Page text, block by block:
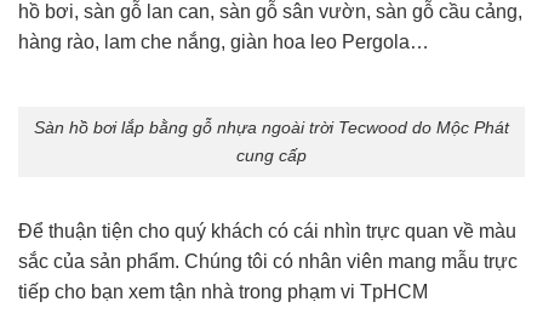
hồ bơi, sàn gỗ lan can, sàn gỗ sân vườn, sàn gỗ cầu cảng,
hàng rào, lam che nắng, giàn hoa leo Pergola…
Sàn hồ bơi lắp bằng gỗ nhựa ngoài trời Tecwood do Mộc Phát
cung cấp
Để thuận tiện cho quý khách có cái nhìn trực quan về màu
sắc của sản phẩm. Chúng tôi có nhân viên mang mẫu trực
tiếp cho bạn xem tận nhà trong phạm vi TpHCM